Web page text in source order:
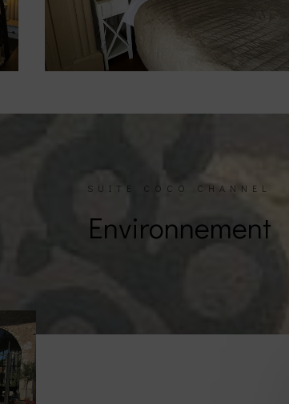
SUITE COCO CHANNEL
Environnement